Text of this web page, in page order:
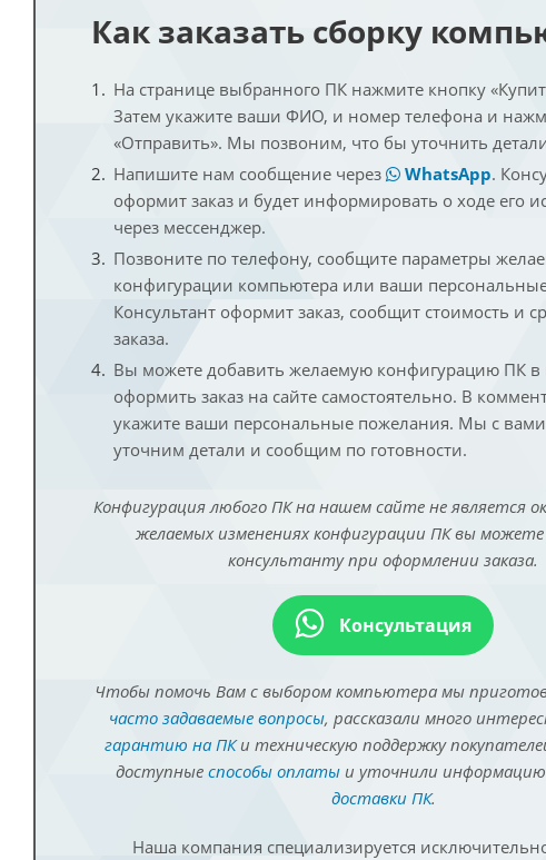
Как заказать сборку
На странице выбранного ПК нажмите кнопку
Затем укажите ваши ФИО, и номер телефона и
«Отправить». Мы позвоним, что бы уточнить
Напишите нам сообщение через
WhatsApp.
оформит заказ и будет информировать о ходе его
через мессенджер.
Позвоните по телефону, сообщите параметры
конфигурации компьютера или ваши
Консультант оформит заказ, сообщит стоимость и
заказа.
Вы можете добавить желаемую конфигурацию ПК в
оформить заказ на сайте самостоятельно. В
укажите ваши персональные пожелания. Мы с вами
уточним детали и сообщим по готовности.
Конфигурация любого ПК на нашем сайте не является
желаемых изменениях конфигурации ПК вы
консультанту при оформлении заказа.
Консультация
Чтобы помочь Вам с выбором компьютера мы
часто задаваемые вопросы, рассказали много
гарантию на ПКи техническую поддержку
доступные способы оплатыи уточнили информацию
доставки ПК.
Наша компания специализируется